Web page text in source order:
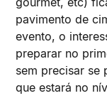
pavimento de
evento, o
preparar no
sem precisar se
que estará no